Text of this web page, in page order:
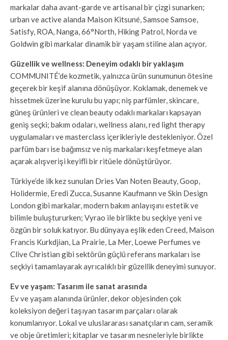
markalar daha avant-garde ve artisanal bir çizgi sunarken;
urban ve active alanda Maison Kitsuné, Samsoe Samsoe,
Satisfy, ROA, Nanga, 66°North, Hiking Patrol, Norda ve
Goldwin gibi markalar dinamik bir yaşam stiline alan açıyor.
Güzellik ve wellness: Deneyim odaklı bir yaklaşım
COMMUNITÉ’de kozmetik, yalnızca ürün sunumunun ötesine
geçerek bir keşif alanına dönüşüyor. Koklamak, denemek ve
hissetmek üzerine kurulu bu yapı; niş parfümler, skincare,
güneş ürünleri ve clean beauty odaklı markaları kapsayan
geniş seçki; bakım odaları, wellness alanı, red light therapy
uygulamaları ve masterclass içerikleriyle destekleniyor. Özel
parfüm barı ise bağımsız ve niş markaları keşfetmeye alan
açarak alışverişi keyifli bir ritüele dönüştürüyor.
Türkiye’de ilk kez sunulan Dries Van Noten Beauty, Goop,
Holidermie, Eredi Zucca, Susanne Kaufmann ve Skin Design
London gibi markalar, modern bakım anlayışını estetik ve
bilimle buluştururken; Vyrao ile birlikte bu seçkiye yeni ve
özgün bir soluk katıyor. Bu dünyaya eşlik eden Creed, Maison
Francis Kurkdjian, La Prairie, La Mer, Loewe Perfumes ve
Clive Christian gibi sektörün güçlü referans markaları ise
seçkiyi tamamlayarak ayrıcalıklı bir güzellik deneyimi sunuyor.
Ev ve yaşam: Tasarım ile sanat arasında
Ev ve yaşam alanında ürünler, dekor objesinden çok
koleksiyon değeri taşıyan tasarım parçaları olarak
konumlanıyor. Lokal ve uluslararası sanatçıların cam, seramik
ve obje üretimleri; kitaplar ve tasarım nesneleriyle birlikte